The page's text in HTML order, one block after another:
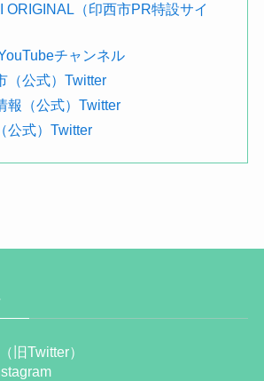
ORIGINAL（印西市PR特設サイ
チャンネル
（公式）Twitter
報（公式）Twitter
公式）Twitter
旧Twitter）